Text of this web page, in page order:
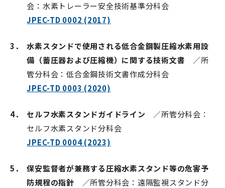
会：水素トレーラー安全技術基準分科会
JPEC-TD 0002 (2017)
3．
水素スタンドで使用される低合金鋼製圧縮水素用設
備（蓄圧器および圧縮機）に関する技術文書 ／所
管分科会：低合金鋼技術文書作成分科会
JPEC-TD 0003 (2020)
4． セルフ水素スタンドガイドライン ／所管分科会：
セルフ水素スタンド分科会
JPEC-TD 0004 (2023)
5．
保安監督者が兼務する圧縮水素スタンド等の危害予
防規程の指針 ／所管分科会：遠隔監視スタンド分